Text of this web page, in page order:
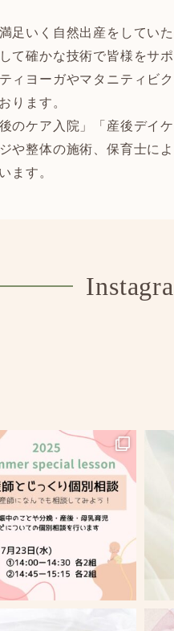
足いく自然出産をしてい
て確かな技術で皆様をサ
ィヨーガやマタニティビ
ります。
のケア入院」「産後デイ
や整体の施術、保育士に
ます。